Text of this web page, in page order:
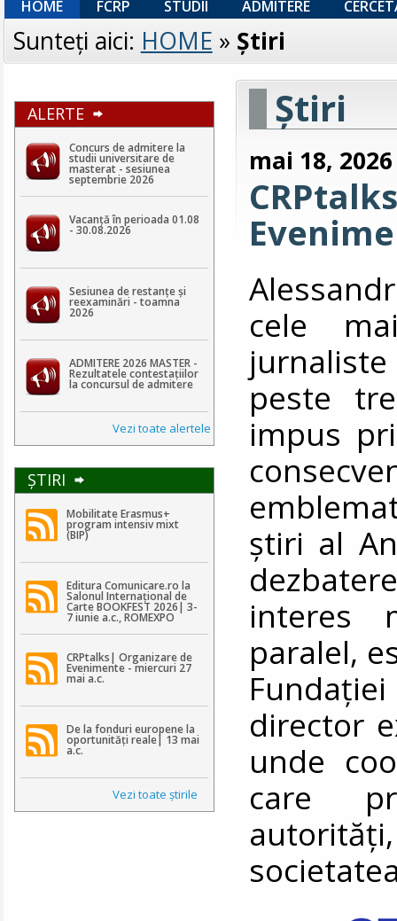
HOME FCRP STUDII ADMITERE
Sunteţi aici: HOME » Ştiri
ALERTE
Concurs de admitere la
studii universitare de
masterat - sesiunea
septembrie 2026
Vacanță în perioada 01.08
- 30.08.2026
Sesiunea de restanțe și
reexaminări - toamna
2026
ADMITERE 2026 MASTER -
Rezultatele contestaţiilor
la concursul de admitere
Vezi toate alertele
ŞTIRI
Mobilitate Erasmus+
program intensiv mixt
(BIP)
Editura Comunicare.ro la
Salonul Internațional de
Carte BOOKFEST 2026| 3-
7 iunie a.c., ROMEXPO
CRPtalks| Organizare de
Evenimente - miercuri 27
mai a.c.
De la fonduri europene la
oportunități reale| 13 mai
a.c.
Vezi toate ştirile
Ştiri
mai 18, 2026
cele
peste
impus
știri al
interes
paralel,
director
unde
care